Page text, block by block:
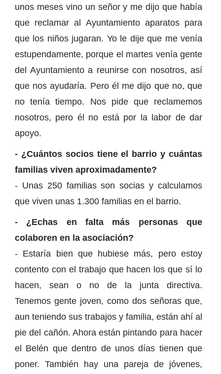
unos meses vino un señor y me dijo que había
que reclamar al Ayuntamiento aparatos para
que los niños jugaran. Yo le dije que me venía
estupendamente, porque el martes venía gente
del Ayuntamiento a reunirse con nosotros, así
que nos ayudaría. Pero él me dijo que no, que
no tenía tiempo. Nos pide que reclamemos
nosotros, pero él no está por la labor de dar
apoyo.
- ¿Cuántos socios tiene el barrio y cuántas
familias viven aproximadamente?
- Unas 250 familias son socias y calculamos
que viven unas 1.300 familias en el barrio.
- ¿Echas en falta más personas que
colaboren en la asociación?
- Estaría bien que hubiese más, pero estoy
contento con el trabajo que hacen los que sí lo
hacen, sean o no de la junta directiva.
Tenemos gente joven, como dos señoras que,
aun teniendo sus trabajos y familia, están ahí al
pie del cañón. Ahora están pintando para hacer
el Belén que dentro de unos días tienen que
poner. También hay una pareja de jóvenes,